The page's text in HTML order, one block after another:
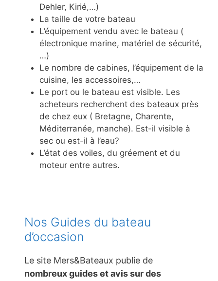
Dehler, Kirié,…)
La taille de votre bateau
L’équipement vendu avec le bateau (
électronique marine, matériel de sécurité,
…)
Le nombre de cabines, l’équipement de la
cuisine, les accessoires,…
Le port ou le bateau est visible. Les
acheteurs recherchent des bateaux près
de chez eux ( Bretagne, Charente,
Méditerranée, manche). Est-il visible à
sec ou est-il à l’eau?
L’état des voiles, du gréement et du
moteur entre autres.
Nos Guides du bateau
d’occasion
Le site Mers&Bateaux publie de
nombreux guides et avis sur des